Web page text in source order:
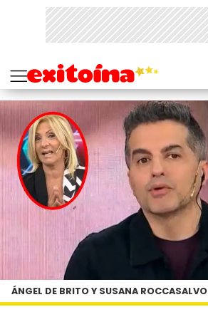
ÁNGEL DE BRITO Y SUSANA ROCCASALVO